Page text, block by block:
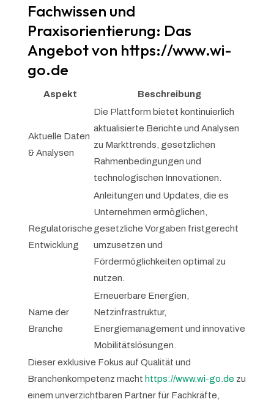
Fachwissen und
Praxisorientierung: Das
Angebot von https://www.wi-
go.de
Aspekt Beschreibung
Aktuelle Daten
& Analysen
Die Plattform bietet kontinuierlich
aktualisierte Berichte und Analysen
zu Markttrends, gesetzlichen
Rahmenbedingungen und
technologischen Innovationen.
Regulatorische
Entwicklung
Anleitungen und Updates, die es
Unternehmen ermöglichen,
gesetzliche Vorgaben fristgerecht
umzusetzen und
Fördermöglichkeiten optimal zu
nutzen.
Name der
Branche
Erneuerbare Energien,
Netzinfrastruktur,
Energiemanagement und innovative
Mobilitätslösungen.
Dieser exklusive Fokus auf Qualität und
Branchenkompetenz macht https://www.wi-go.de zu
einem unverzichtbaren Partner für Fachkräfte,